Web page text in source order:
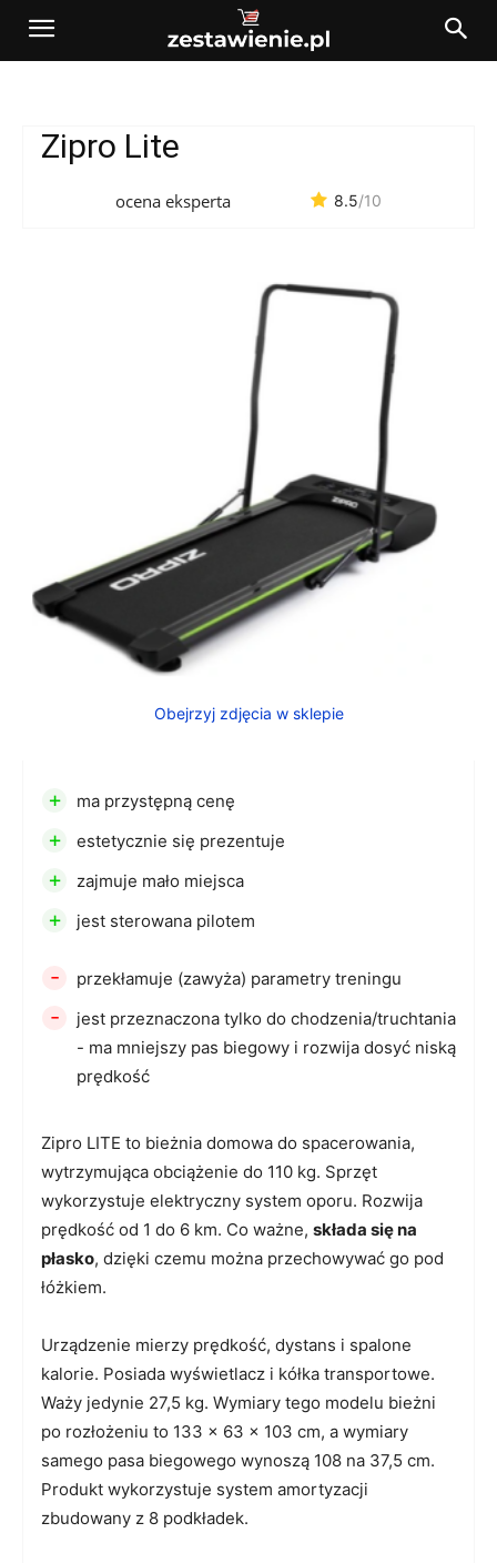
Zipro Lite
ocena eksperta 8.5/10
Obejrzyj zdjęcia w sklepie
Zipro LITE to bieżnia domowa do spacerowania,
wytrzymująca obciążenie do 110 kg. Sprzęt
wykorzystuje elektryczny system oporu. Rozwija
prędkość od 1 do 6 km. Co ważne, składa się na
płasko, dzięki czemu można przechowywać go pod
łóżkiem.
Urządzenie mierzy prędkość, dystans i spalone
kalorie. Posiada wyświetlacz i kółka transportowe.
Waży jedynie 27,5 kg. Wymiary tego modelu bieżni
po rozłożeniu to 133 x 63 x 103 cm, a wymiary
samego pasa biegowego wynoszą 108 na 37,5 cm.
Produkt wykorzystuje system amortyzacji
zbudowany z 8 podkładek.
+ ma przystępną cenę
+ estetycznie się prezentuje
+ zajmuje mało miejsca
+ jest sterowana pilotem
- przekłamuje (zawyża) parametry treningu
-
jest przeznaczona tylko do chodzenia/truchtania
- ma mniejszy pas biegowy i rozwija dosyć niską
prędkość